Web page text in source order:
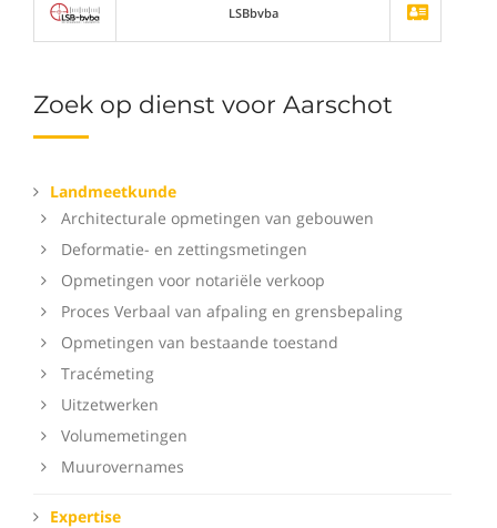
Zoek op dienst voor Aarschot
Landmeetkunde
Architecturale opmetingen van gebouwen
Deformatie- en zettingsmetingen
Opmetingen voor notariële verkoop
Proces Verbaal van afpaling en grensbepaling
Opmetingen van bestaande toestand
Tracémeting
Uitzetwerken
Volumemetingen
Muurovernames
Expertise
LSBbvba